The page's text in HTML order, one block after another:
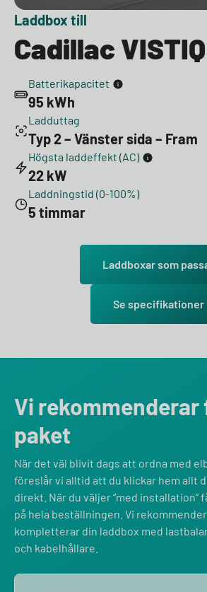
Laddbox till
Cadillac
Batterikapacitet
95 kWh
Ladduttag
Typ 2 – Vänster sida – Fram
Högsta laddeffekt (AC)
22 kW
Laddningstid (0-100%)
5 timmar
Laddboxar som
Se specifikationer
Vi rekommenderar
paket
När det väl blivit dags att ordna med
föreslår vi alltid att du klickar hem allt
direkt. När du väljer “med installation”
på hela beställningen. Vi
kompletterar din laddbox med
och kabelhållare.